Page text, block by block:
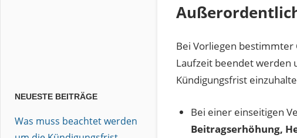
Bei Vorliegen bestimmter
Laufzeit beendet werden
Kündigungsfrist
Bei einer einseitigen
Beitragserhöhung,
NEUESTE BEITRÄGE
Was muss beachtet werden